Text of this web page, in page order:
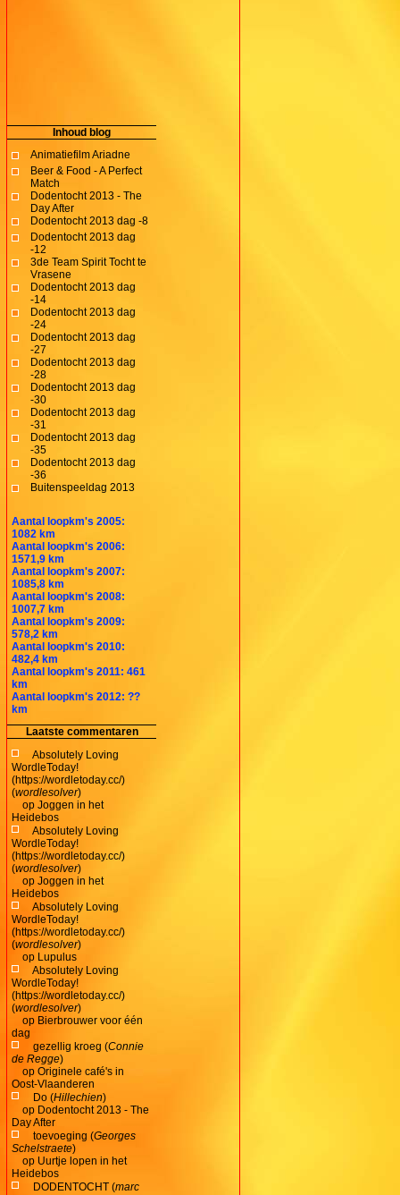
Inhoud blog
Animatiefilm Ariadne
Beer & Food - A Perfect
Match
Dodentocht 2013 - The
Day After
Dodentocht 2013 dag -8
Dodentocht 2013 dag
-12
3de Team Spirit Tocht te
Vrasene
Dodentocht 2013 dag
-14
Dodentocht 2013 dag
-24
Dodentocht 2013 dag
-27
Dodentocht 2013 dag
-28
Dodentocht 2013 dag
-30
Dodentocht 2013 dag
-31
Dodentocht 2013 dag
-35
Dodentocht 2013 dag
-36
Buitenspeeldag 2013
Aantal loopkm's 2005:
1082 km
Aantal loopkm's 2006:
1571,9 km
Aantal loopkm's 2007:
1085,8 km
Aantal loopkm's 2008:
1007,7 km
Aantal loopkm's 2009:
578,2 km
Aantal loopkm's 2010:
482,4 km
Aantal loopkm's 2011: 461
km
Aantal loopkm's 2012: ??
km
Laatste commentaren
Absolutely Loving
WordleToday!
(https://wordletoday.cc/)
(wordlesolver)
op Joggen in het
Heidebos
Absolutely Loving
WordleToday!
(https://wordletoday.cc/)
(wordlesolver)
op Joggen in het
Heidebos
Absolutely Loving
WordleToday!
(https://wordletoday.cc/)
(wordlesolver)
op Lupulus
Absolutely Loving
WordleToday!
(https://wordletoday.cc/)
(wordlesolver)
op Bierbrouwer voor één
dag
gezellig kroeg (Connie
de Regge)
op Originele café's in
Oost-Vlaanderen
Do (Hillechien)
op Dodentocht 2013 - The
Day After
toevoeging (Georges
Schelstraete)
op Uurtje lopen in het
Heidebos
DODENTOCHT (marc